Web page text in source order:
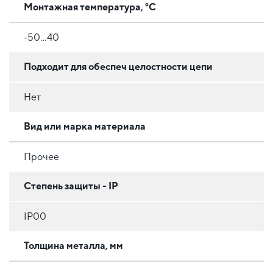
Монтажная температура, °C
-50...40
Подходит для обеспеч целостности цепи
Нет
Вид или марка материала
Прочее
Степень защиты - IP
IP00
Толщина металла, мм